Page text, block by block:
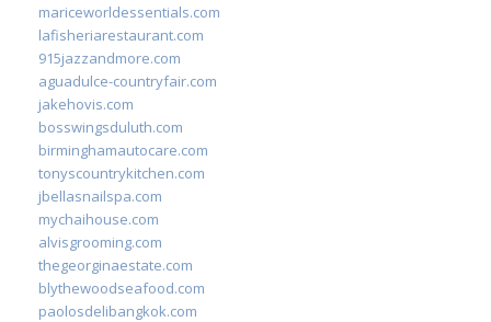
mariceworldessentials.com
lafisheriarestaurant.com
915jazzandmore.com
aguadulce-countryfair.com
jakehovis.com
bosswingsduluth.com
birminghamautocare.com
tonyscountrykitchen.com
jbellasnailspa.com
mychaihouse.com
alvisgrooming.com
thegeorginaestate.com
blythewoodseafood.com
paolosdelibangkok.com